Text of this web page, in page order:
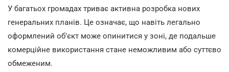
У багатьох громадах триває активна розробка нових
генеральних планів. Це означає, що навіть легально
оформлений об’єкт може опинитися у зоні, де подальше
комерційне використання стане неможливим або суттєво
обмеженим.